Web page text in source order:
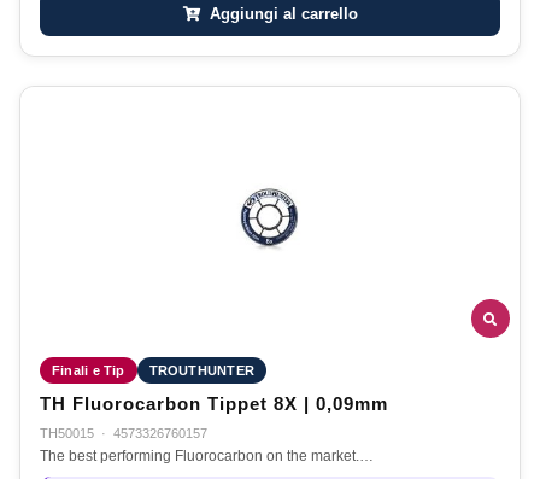
Aggiungi al carrello
Finali e Tip TROUTHUNTER
TH Fluorocarbon Tippet 8X | 0,09mm
TH50015 · 4573326760157
The best performing Fluorocarbon on the market.…